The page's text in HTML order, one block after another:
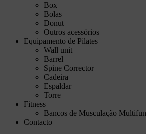
Box
Bolas
Donut
Outros acessórios
Equipamento de Pilates
Wall unit
Barrel
Spine Corrector
Cadeira
Espaldar
Torre
Fitness
Bancos de Musculação
Contacto